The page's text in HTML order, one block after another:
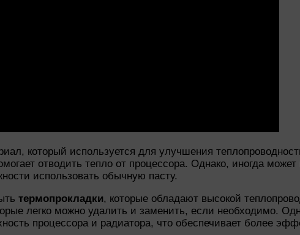
который используется для улучшения
отводить тепло от процессора. Однако, иногда
использовать обычную пасту.
термопрокладки, которые обладают высокой
легко можно удалить и заменить, если необходимо.
процессора и радиатора, что обеспечивает более